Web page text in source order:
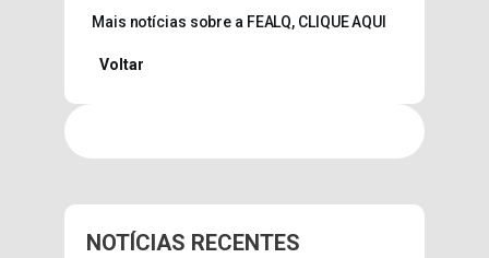
Mais notícias sobre a FEALQ, CLIQUE AQUI
Voltar
NOTÍCIAS RECENTES